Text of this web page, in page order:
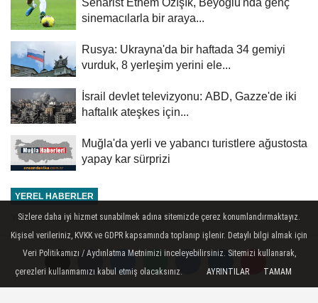
sinemacılarla bir araya...
Rusya: Ukrayna'da bir haftada 34 gemiyi
vurduk, 8 yerleşim yerini ele...
İsrail devlet televizyonu: ABD, Gazze'de iki
haftalık ateşkes için...
Muğla'da yerli ve yabancı turistlere ağustosta
yapay kar sürprizi
YEREL HABERLER
Yayınlanma: 02 Haziran 2026 - 19:45
Şırnak'ta kaçak ilaç
operasyonunda 2 şüpheli
Sizlere daha iyi hizmet sunabilmek adına sitemizde çerez konumlandırmaktayız.
Kişisel verileriniz, KVKK ve GDPR kapsamında toplanıp işlenir. Detaylı bilgi almak için
Veri Politikamızı / Aydınlatma Metnimizi inceleyebilirsiniz. Sitemizi kullanarak,
çerezleri kullanmamızı kabul etmiş olacaksınız.
AYRINTILAR TAMAM